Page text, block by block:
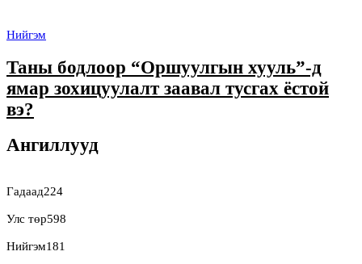
Нийгэм
Таны бодлоор “Оршуулгын хууль”-д
ямар зохицуулалт заавал тусгах ёстой
вэ?
Ангиллууд
Гадаад224
Улс төр598
Нийгэм181